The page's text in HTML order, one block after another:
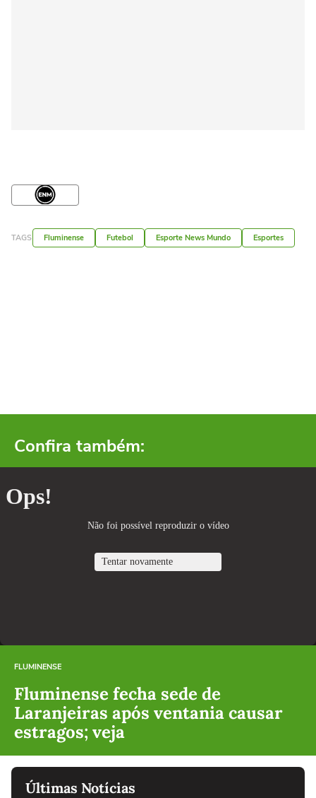
TAGS Fluminense Futebol Esporte News Mundo Esportes
Confira também:
FLUMINENSE
Fluminense fecha sede de
Laranjeiras após ventania causar
estragos; veja
Últimas Notícias